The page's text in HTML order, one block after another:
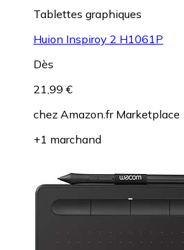
Tablettes graphiques
Huion Inspiroy 2 H1061P
Dès
21,99 €
chez Amazon.fr Marketplace
+1 marchand